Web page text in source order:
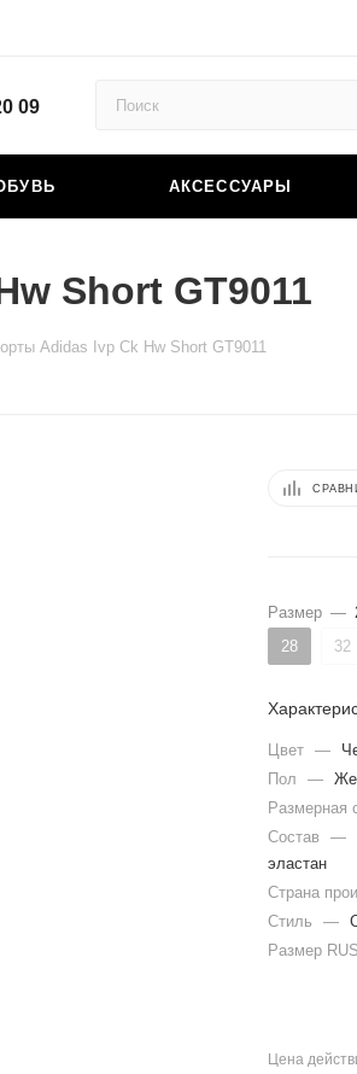
09
АКСЕССУАРЫ
Short GT9011
Adidas Ivp Ck Hw Short GT9011
Размер —
28
32
Цвет —
Пол
—
Размерная
Состав
—
эластан
Страна
Стиль
—
Размер RUS
Цена